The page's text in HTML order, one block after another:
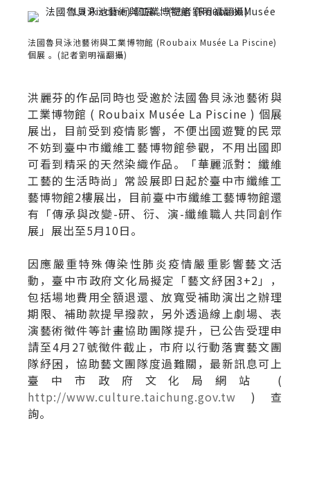
法國魯貝泳池藝術與工業博物館 (Roubaix Musée La Piscine)
個展 。(記者劉明福翻攝)
洪麗芬的作品同時也受邀於法國魯貝泳池藝術與
工業博物館 ( Roubaix Musée La Piscine ) 個展
展出，目前受到疫情影響，不便出國遊覽的民眾
不妨到臺中市纖維工藝博物館參觀，不用出國即
可看到精采的天然染織作品。「華麗派對：纖維
工藝的生活時尚」常設展即日起於臺中市纖維工
藝博物館2樓展出，目前臺中市纖維工藝博物館還
有「傳承與改變-研、衍、演-纖維職人共同創作
展」展出至5月10日。
因應嚴重特殊傳染性肺炎疫情嚴重影響藝文活
動，臺中市政府文化局擬定「藝文紓困3+2」，
包括場地費用全額退還、放寬受補助演出之辦理
期限、補助款提早撥款，另外透過線上劇場、表
演藝術徵件等計畫協助團隊提升，已公告受理申
請至4月27號徵件截止，市府以行動落實藝文團
隊紓困，協助藝文團隊度過難關，最新訊息可上
臺中市政府文化局網站 (
http://www.culture.taichung.gov.tw ) 查
詢。